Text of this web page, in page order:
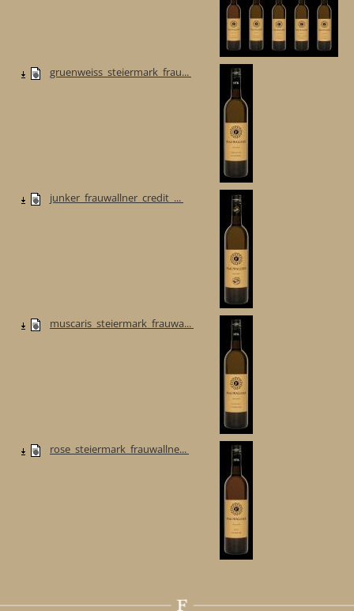
gruenweiss_steiermark_frau...
junker_frauwallner_credit_...
muscaris_steiermark_frauwa...
rose_steiermark_frauwallne...